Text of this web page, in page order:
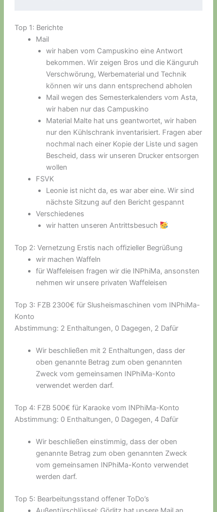
Top 1: Berichte
Mail
wir haben vom Campuskino eine Antwort
bekommen. Wir zeigen Bros und die Känguruh
Verschwörung, Werbematerial und Technik
können wir uns dann entsprechend abholen
Mail wegen des Semesterkalenders vom Asta,
wir haben nur das Campuskino
Material Malte hat uns geantwortet, wir haben
nur den Kühlschrank inventarisiert. Fragen aber
nochmal nach einer Kopie der Liste und sagen
Bescheid, dass wir unseren Drucker entsorgen
wollen
FSVK
Leonie ist nicht da, es war aber eine. Wir sind
nächste Sitzung auf den Bericht gespannt
Verschiedenes
wir hatten unseren Antrittsbesuch
Top 2: Vernetzung Erstis nach offizieller Begrüßung
wir machen Waffeln
für Waffeleisen fragen wir die INPhiMa, ansonsten
nehmen wir unsere privaten Waffeleisen
Top 3: FZB 2300€ für Slusheismaschinen vom INPhiMa-
Konto
Abstimmung: 2 Enthaltungen, 0 Dagegen, 2 Dafür
Wir beschließen mit 2 Enthaltungen, dass der
oben genannte Betrag zum oben genannten
Zweck vom gemeinsamen INPhiMa-Konto
verwendet werden darf.
Top 4: FZB 500€ für Karaoke vom INPhiMa-Konto
Abstimmung: 0 Enthaltungen, 0 Dagegen, 4 Dafür
Wir beschließen einstimmig, dass der oben
genannte Betrag zum oben genannten Zweck
vom gemeinsamen INPhiMa-Konto verwendet
werden darf.
Top 5: Bearbeitungsstand offener ToDo’s